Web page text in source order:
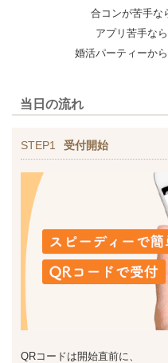
合コンが苦手な
アプリ苦手な
婚活パーティーか
当日の流れ
STEP1 受付開始
QRコードは開始直前に、